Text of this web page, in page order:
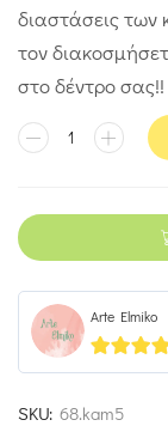
διαστάσεις των
τον
στο δέντρο σας!!
Arte Elmiko
5out of 5
SKU: 68.kam5